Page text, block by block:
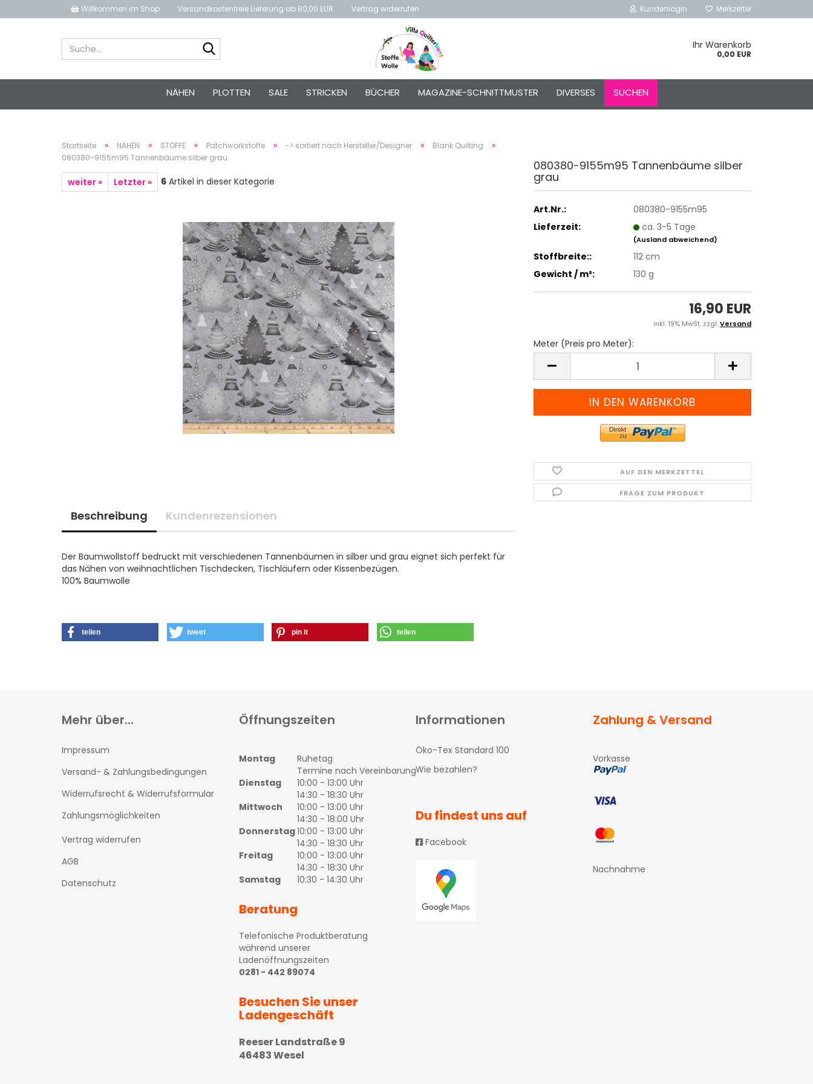
Willkommen im Shop Versandkostenfreie Lieferung ab 80,00 EUR Vertrag widerrufen Kundenlogin
Konto erstellen
Schnelle Anmeldung mit
Merkzettel
Ihr Warenkorb
0,00 EUR
NÄHEN PLOTTEN SALE STRICKEN BÜCHER MAGAZINE-SCHNITTMUSTER DIVERSES SUCHEN
Startseite » NÄHEN » STOFFE » Patchworkstoffe » -> sortiert nach Hersteller/Designer » Blank Quilting »
080380-9155m95 Tannenbäume silber grau
weiter » Letzter » 6 Artikel in dieser Kategorie
080380-9155m95 Tannenbäume silber
grau
Art.Nr.:
080380-9155m95
Lieferzeit:
ca. 3-5 Tage
(Ausland abweichend)
Stoffbreite::
112 cm
Gewicht / m²:
130 g
16,90 EUR
inkl. 19% MwSt. zzgl.Versand
Meter (Preis pro Meter):
Meter
(Preis
pro
AUF DEN MERKZETTEL
FRAGE ZUM PRODUKT
Beschreibung Kundenrezensionen
Der Baumwollstoff bedruckt mit verschiedenen Tannenbäumen in silber und grau eignet sich perfekt für
das Nähen von weihnachtlichen Tischdecken, Tischläufern oder Kissenbezügen.
100% Baumwolle
teilen tweet pin it teilen
Mehr über...
Impressum
Versand- & Zahlungsbedingungen
Widerrufsrecht & Widerrufsformular
Zahlungsmöglichkeiten
Vertrag widerrufen
AGB
Datenschutz
Öffnungszeiten
Montag
Ruhetag
Termine nach Vereinbarung
Dienstag
10:00 - 13:00 Uhr
14:30 - 18:30 Uhr
Mittwoch
10:00 - 13:00 Uhr
14:30 - 18:00 Uhr
Donnerstag10:00 - 13:00 Uhr
14:30 - 18:30 Uhr
Freitag
10:00 - 13:00 Uhr
14:30 - 18:30 Uhr
Samstag
10:30 - 14:30 Uhr
Beratung
Telefonische Produktberatung
während unserer
Ladenöffnungszeiten
0281 - 442 89074
Besuchen Sie unser
Ladengeschäft
Reeser Landstraße 9
46483 Wesel
Informationen
Öko-Tex Standard 100
Wie bezahlen?
Du findest uns auf
Facebook
Zahlung & Versand
Vorkasse
Nachnahme